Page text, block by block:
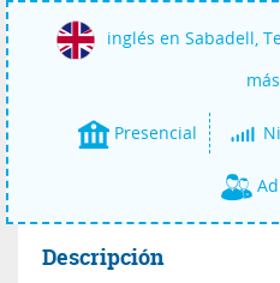
inglés en Sabadell,
más
Presencial
Descripción